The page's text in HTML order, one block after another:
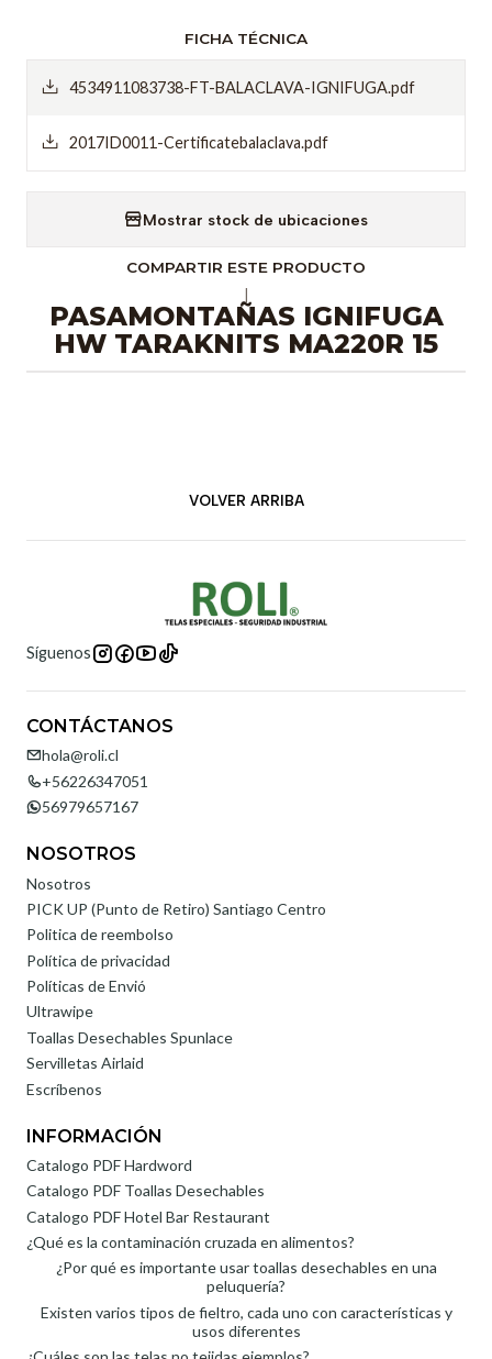
FICHA TÉCNICA
4534911083738-FT-BALACLAVA-IGNIFUGA.pdf
2017ID0011-Certificatebalaclava.pdf
Mostrar stock de ubicaciones
COMPARTIR ESTE PRODUCTO
PASAMONTAÑAS IGNIFUGA
HW TARAKNITS MA220R 15
VOLVER ARRIBA
Síguenos
CONTÁCTANOS
hola@roli.cl
+56226347051
56979657167
NOSOTROS
Nosotros
PICK UP (Punto de Retiro) Santiago Centro
Politica de reembolso
Política de privacidad
Políticas de Envió
Ultrawipe
Toallas Desechables Spunlace
Servilletas Airlaid
Escríbenos
INFORMACIÓN
Catalogo PDF Hardword
Catalogo PDF Toallas Desechables
Catalogo PDF Hotel Bar Restaurant
¿Qué es la contaminación cruzada en alimentos?
¿Por qué es importante usar toallas desechables en una
peluquería?
Existen varios tipos de fieltro, cada uno con características y
usos diferentes